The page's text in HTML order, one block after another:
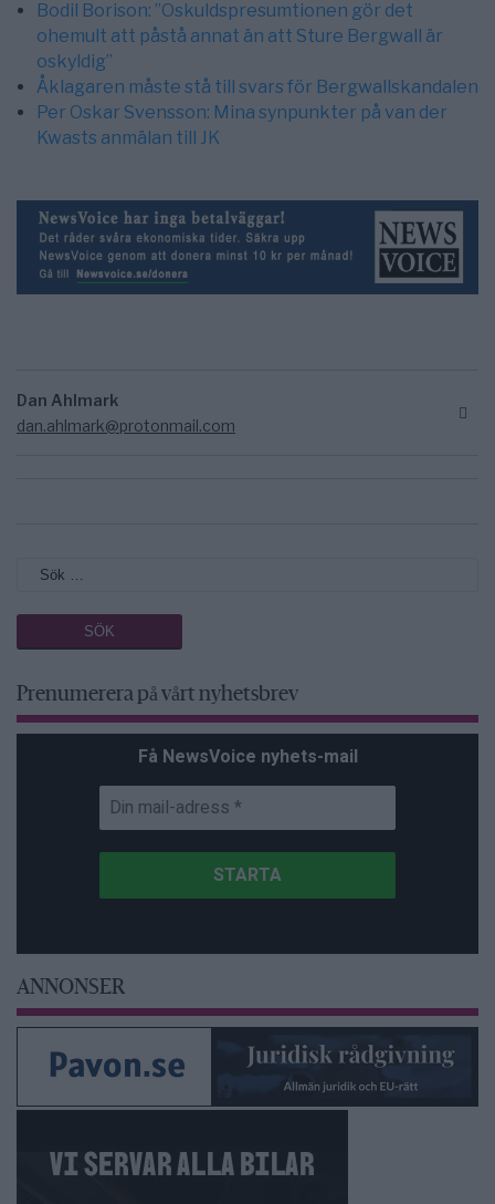
Bodil Borison: ”Oskuldspresumtionen gör det
ohemult att påstå annat än att Sture Bergwall är
oskyldig”
Åklagaren måste stå till svars för Bergwallskandalen
Per Oskar Svensson: Mina synpunkter på van der
Kwasts anmälan till JK
Dan Ahlmark
dan.ahlmark@protonmail.com
Prenumerera på vårt nyhetsbrev
Få NewsVoice nyhets-mail
ANNONSER